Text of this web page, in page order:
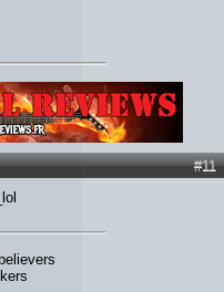
#11